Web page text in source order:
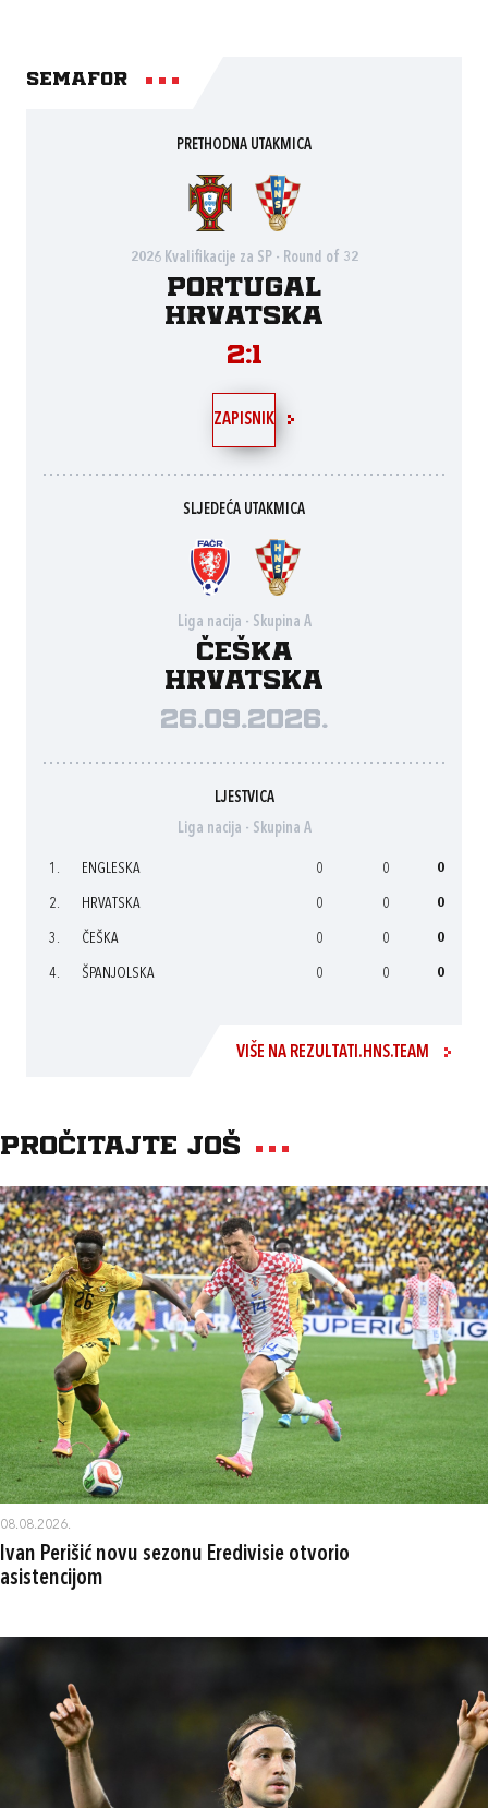
Semafor
PRETHODNA UTAKMICA
2026 Kvalifikacije za SP - Round of 32
Portugal
Hrvatska
2:1
ZAPISNIK
SLJEDEĆA UTAKMICA
Liga nacija - Skupina A
Češka
Hrvatska
26.09.2026.
LJESTVICA
Liga nacija - Skupina A
1. ENGLESKA 0 0 0
2. HRVATSKA 0 0 0
3. ČEŠKA 0 0 0
4. ŠPANJOLSKA 0 0 0
VIŠE NA REZULTATI.HNS.TEAM
Pročitajte još
08.08.2026.
Ivan Perišić novu sezonu Eredivisie otvorio
asistencijom